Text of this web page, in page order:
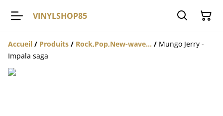
VINYLSHOP85
Accueil / Produits / Rock,Pop,New-wave... / Mungo Jerry -
Impala saga